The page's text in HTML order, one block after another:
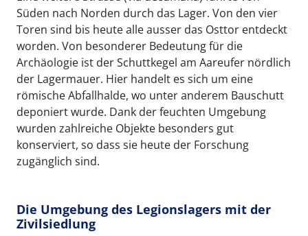
Süden nach Norden durch das Lager. Von den vier
Toren sind bis heute alle ausser das Osttor entdeckt
worden. Von besonderer Bedeutung für die
Archäologie ist der Schuttkegel am Aareufer nördlich
der Lagermauer. Hier handelt es sich um eine
römische Abfallhalde, wo unter anderem Bauschutt
deponiert wurde. Dank der feuchten Umgebung
wurden zahlreiche Objekte besonders gut
konserviert, so dass sie heute der Forschung
zugänglich sind.
Die Umgebung des Legionslagers mit der
Zivilsiedlung